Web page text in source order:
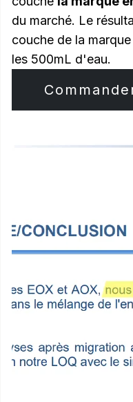
du marché. Le
couche de la
les 500mL d'eau.